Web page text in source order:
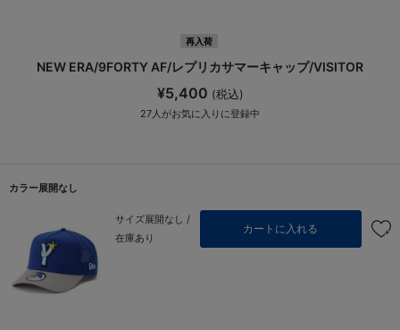
再入荷
NEW ERA/9FORTY AF/レプリカサマーキャップ/VISITOR
¥5,400 (税込)
27人がお気に入りに登録中
カラー展開なし
サイズ展開なし /
在庫あり
カートに入れる